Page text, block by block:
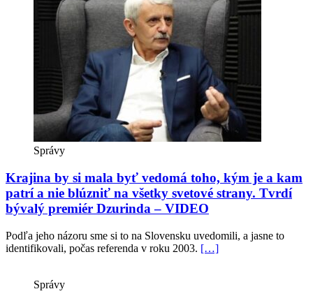
Správy
Krajina by si mala byť vedomá toho, kým je a kam
patrí a nie blúzniť na všetky svetové strany. Tvrdí
bývalý premiér Dzurinda – VIDEO
Podľa jeho názoru sme si to na Slovensku uvedomili, a jasne to
identifikovali, počas referenda v roku 2003. […]
Správy